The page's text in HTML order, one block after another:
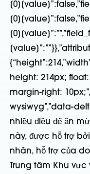
height: 214px;
margin-right:
wysiwyg”,”data-
nhiều điều để ăn
này, được hỗ trợ
nhân, hỗ trợ của
Trung tâm Khu